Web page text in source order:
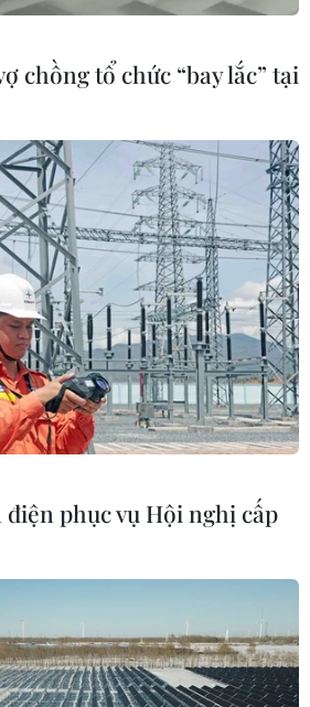
chồng tổ chức “bay lắc” tại
phục vụ Hội nghị cấp